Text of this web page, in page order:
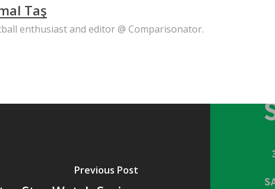
Taş
enthusiast and editor @ Comparisonator.
Previous Post